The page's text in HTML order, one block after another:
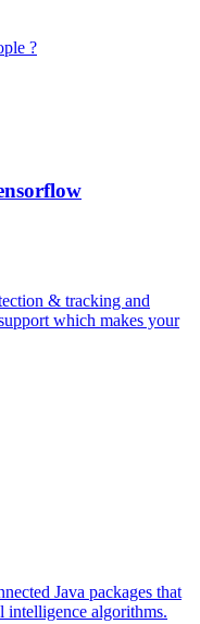
?
& tracking and
which makes your
Java packages that
intelligence algorithms.